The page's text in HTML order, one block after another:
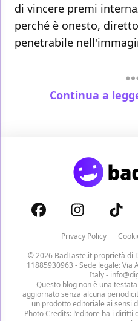
di vincere premi
perché è onesto,
penetrabile
Continua a
Privacy Policy
© 2026 BadTaste.it proprietà di
11885930963 - Sede legale:
Italy -
Questo blog non è una
aggiornato senza alcuna
un prodotto editoriale ai sensi
Photo Credits: l’editore ha i